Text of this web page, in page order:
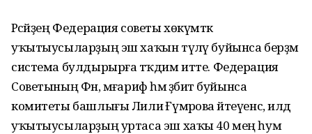
Рәсәйҙең Федерация советы хөкүмәткә
уҡытыусыларҙың эш хаҡын түләү буйынса берҙәм
система булдырырға тәҡдим итте. Федерация
Советының Фән, мәғариф һәм әҙәбиәт буйынса
комитеты башлығы Лилиә Ғүмәрова әйтеүенсә, илдә
уҡытыусыларҙың уртаса эш хаҡы 40 мең һум